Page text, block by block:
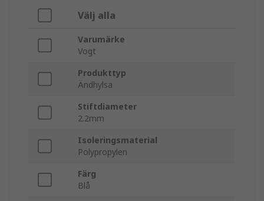
Välj alla
Varumärke
Vogt
Produkttyp
Ändhylsa
Stiftdiameter
2.2mm
Isoleringsmaterial
Polypropylen
Färg
Blå